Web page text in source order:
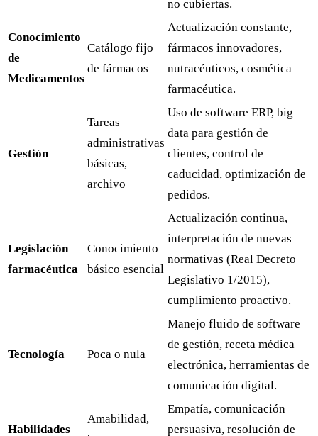
no cubiertas.
Conocimiento
de
Medicamentos
Catálogo fijo
de fármacos
Actualización constante,
fármacos innovadores,
nutracéuticos, cosmética
farmacéutica.
Gestión
Tareas
administrativas
básicas,
archivo
Uso de software ERP, big
data para gestión de
clientes, control de
caducidad, optimización de
pedidos.
Legislación
farmacéutica
Conocimiento
básico esencial
Actualización continua,
interpretación de nuevas
normativas (Real Decreto
Legislativo 1/2015),
cumplimiento proactivo.
Tecnología Poca o nula
Manejo fluido de software
de gestión, receta médica
electrónica, herramientas de
comunicación digital.
Habilidades
Amabilidad,
Empatía, comunicación
persuasiva, resolución de